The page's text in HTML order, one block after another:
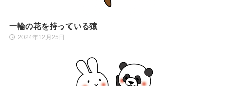
一輪の花を持っている猿
2024年12月25日